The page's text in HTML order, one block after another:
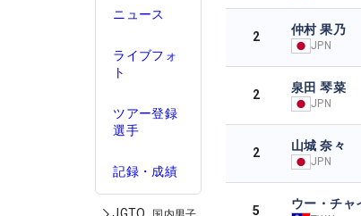
ニュース
ライブフォ
ト
ツアー登録
選手
記録・成績
2 仲村 果乃
JPN
2 泉田 琴菜
JPN
2 山城 奈々
JPN
5 ウー・チャ